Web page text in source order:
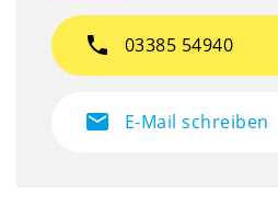
phone 03385 54940
mail E-Mail schreiben